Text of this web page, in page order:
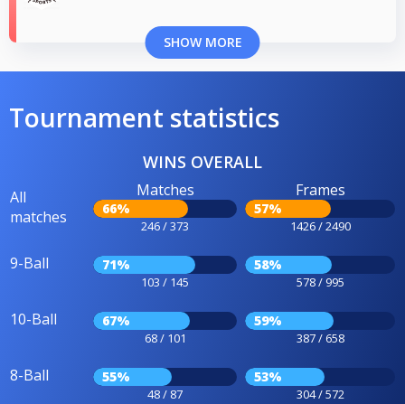
SHOW MORE
Tournament statistics
WINS OVERALL
All
matches
Matches
66%
246 / 373
Frames
57%
1426 / 2490
9-Ball 71%
103 / 145
58%
578 / 995
10-Ball 67%
68 / 101
59%
387 / 658
8-Ball 55%
48 / 87
53%
304 / 572